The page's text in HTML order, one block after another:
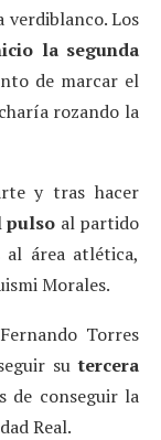
verdiblanco. Los
la segunda
de marcar el
rozando la
y tras hacer
pulso al partido
al área atlética,
Morales.
Torres
sutercera
de conseguir la
Real.